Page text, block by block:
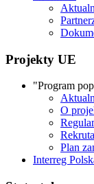
Projekty UE
"Program
O
Plan
Interreg